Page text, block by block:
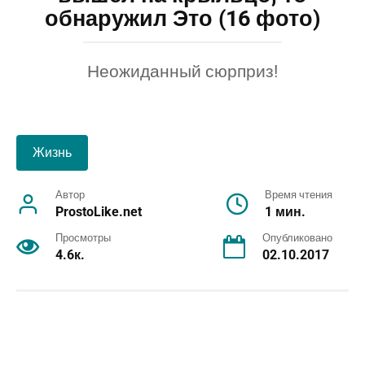
обнаружил Это (16 фото)
Неожиданный сюрприз!
Жизнь
Автор
ProstoLike.net
Время чтения
1 мин.
Просмотры
4.6к.
Опубликовано
02.10.2017